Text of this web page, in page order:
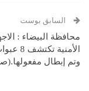
السابق بوست
محافظة البيضاء :
الأمنية
وتم إبطال